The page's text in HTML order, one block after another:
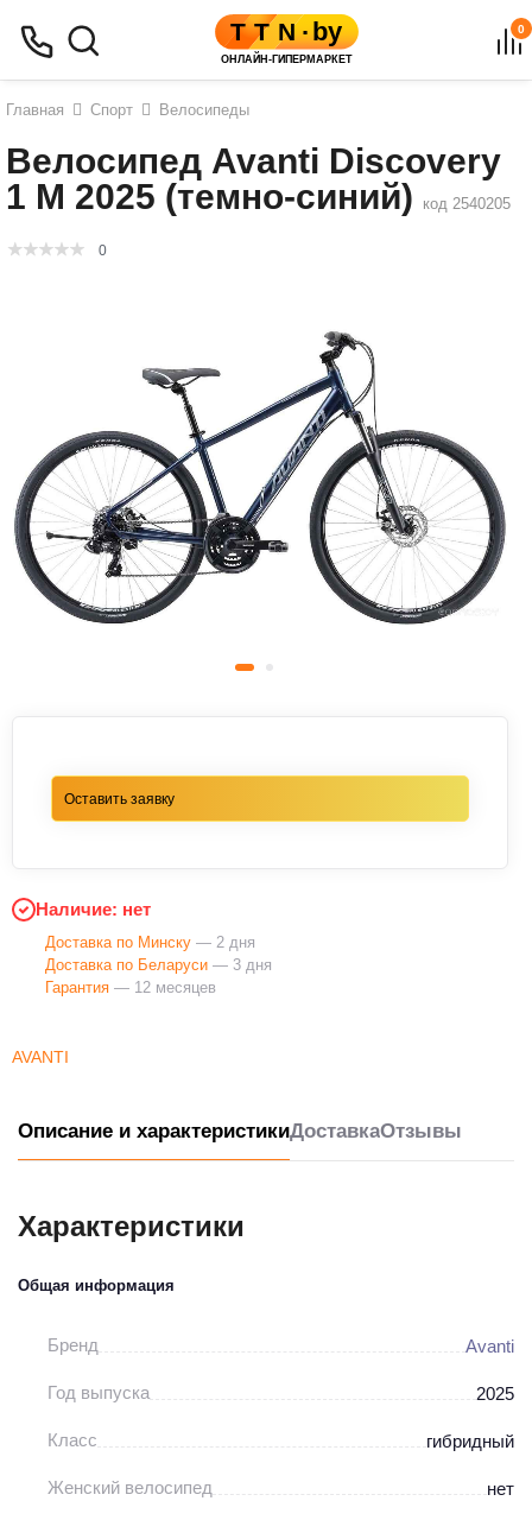
0
Главная Спорт Велосипеды
Велосипед Avanti Discovery
1 M 2025 (темно-синий)
код 2540205
0
AVANTI
Оставить заявку
Наличие: нет
Доставка по Минску — 2 дня
Доставка по Беларуси — 3 дня
Гарантия — 12 месяцев
Описание и характеристикиДоставкаОтзывы
Характеристики
Общая информация
Бренд Avanti
Год выпуска 2025
Класс гибридный
Женский велосипед нет